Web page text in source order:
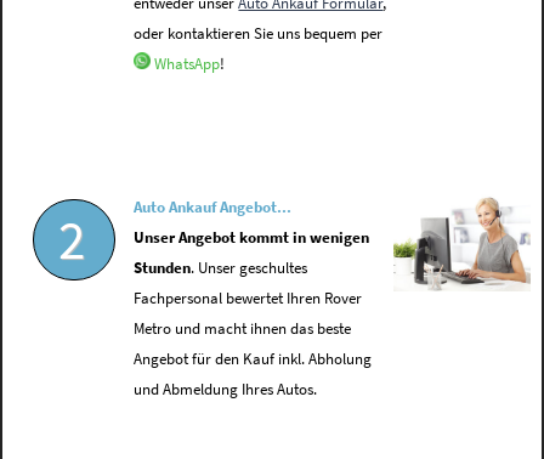
oder kontaktieren Sie uns bequem per
WhatsApp!
2
Auto Ankauf Angebot...
Unser Angebot kommt in wenigen
Stunden. Unser geschultes
Fachpersonal bewertet Ihren Rover
Metro und macht ihnen das beste
Angebot für den Kauf inkl. Abholung
und Abmeldung Ihres Autos.